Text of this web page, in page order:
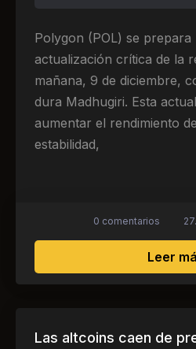
Polygon (POL) se prepara
actualización crítica de la
mañana, 9 de diciembre,
dura Madhugiri. Esta
aumentar el rendimiento
estabilidad,
Leer
0 comentarios
Las altcoins caen de